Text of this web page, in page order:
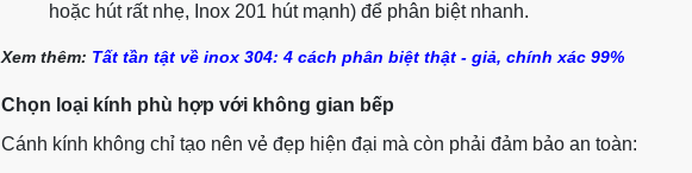
hoặc hút rất nhẹ, Inox 201 hút mạnh) để phân biệt nhanh.
Xem thêm: Tất tần tật về inox 304: 4 cách phân biệt thật - giả, chính xác 99%
Chọn loại kính phù hợp với không gian bếp
Cánh kính không chỉ tạo nên vẻ đẹp hiện đại mà còn phải đảm bảo an toàn: